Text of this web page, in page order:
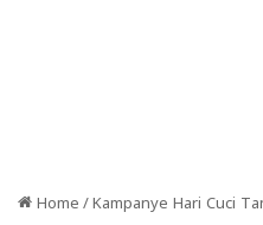
Home / Kampanye Hari Cuci